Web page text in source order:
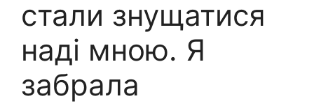
стали знущатися
наді мною. Я
забрала